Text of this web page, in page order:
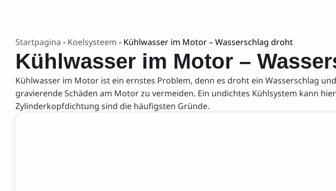
Startpagina - Koelsysteem - Kühlwasser im Motor – Wasserschlag droht
Kühlwasser im Motor –
Kühlwasser im Motor ist ein ernstes Problem, denn es droht ein Wasserschlag
gravierende Schäden am Motor zu vermeiden. Ein undichtes Kühlsystem kann
Zylinderkopfdichtung sind die häufigsten Gründe.